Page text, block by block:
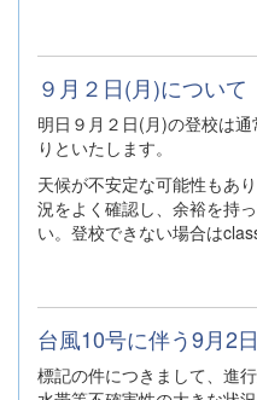
９月２日(月)について
明日９月２日(月)の登校は
りといたします。
天候が不安定な可能性もあ
況をよく確認し、余裕を持
い。登校できない場合は
台風10号に伴う9月2
標記の件につきまして、進